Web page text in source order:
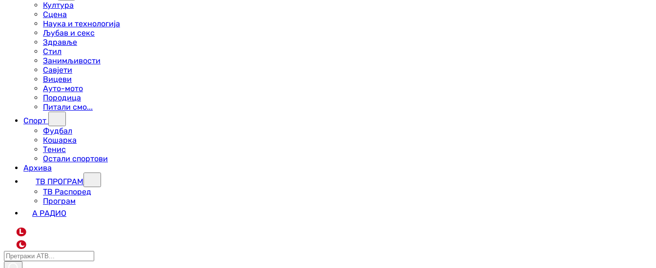
Култура
Сцена
Наука и технологија
Љубав и секс
Здравље
Стил
Занимљивости
Савјети
Вицеви
Ауто-мото
Породица
Питали смо...
Спорт
Фудбал
Кошарка
Тенис
Остали спортови
Архива
ТВ ПРОГРАМ
ТВ Распоред
Програм
А РАДИО
L